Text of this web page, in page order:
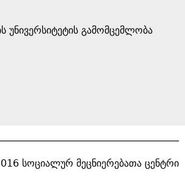
უნივერსიტეტის გამომცემლობა
სოციალურ მეცნიერებათა ცენტრი